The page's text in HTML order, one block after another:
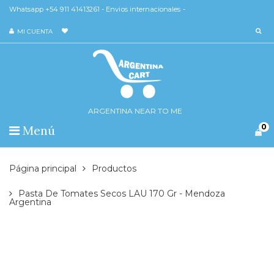
Whatsapp +54 911 41413261 - Envios internacionales -
MI CUENTA
ARGENTINA NEAR TO ME
Menú 0
Página principal Productos
Pasta De Tomates Secos LAU 170 Gr - Mendoza
Argentina